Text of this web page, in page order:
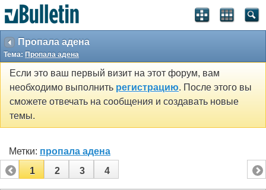
Пропала адена
Тема: Пропала адена
Если это ваш первый визит на этот форум, вам
необходимо выполнить регистрацию. После этого вы
сможете отвечать на сообщения и создавать новые
темы.
Метки: пропала адена
1
2 3 4